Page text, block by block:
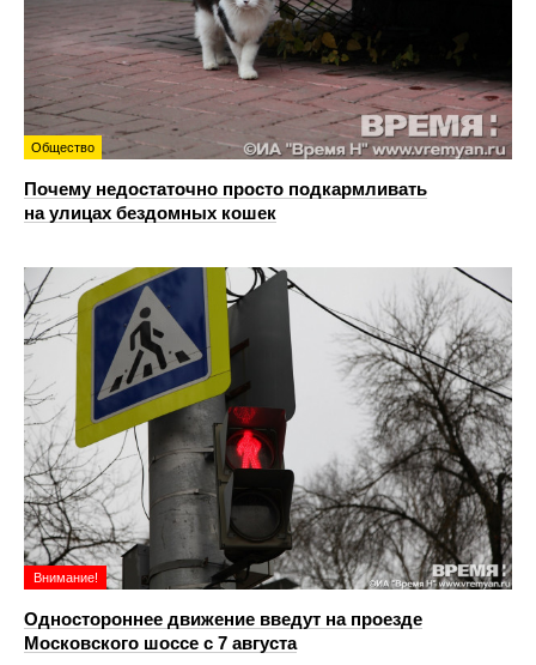
Общество
Почему недостаточно просто подкармливать
на улицах бездомных кошек
Внимание!
Одностороннее движение введут на проезде
Московского шоссе с 7 августа